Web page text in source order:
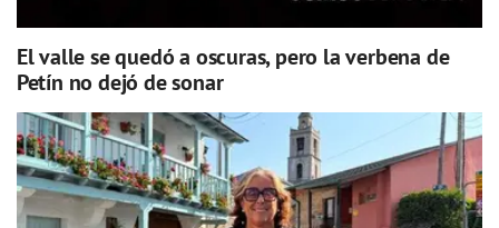
El valle se quedó a oscuras, pero la verbena de
Petín no dejó de sonar